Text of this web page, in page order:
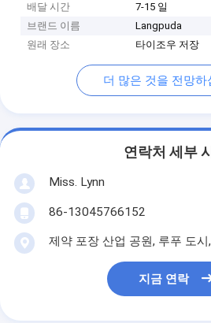
배달 시간
7-15 일
브랜드 이름
Langpuda
원래 장소
타이조우 저장
더 많은 것을 전망하
연락처 세부
Miss. Lynn
86-13045766152
제약 포장 산업 공원, 루푸 도
지금 연락